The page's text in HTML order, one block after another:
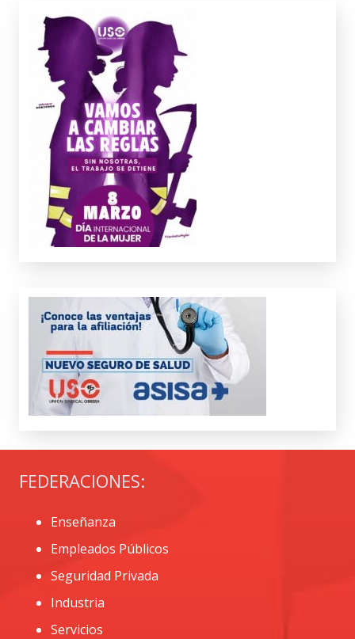
FEDERACIONES:
Enseñanza
Empleados Públicos
Seguridad Privada
Industria
Servicios